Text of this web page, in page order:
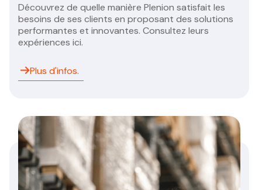
Découvrez de quelle manière Plenion satisfait les
besoins de ses clients en proposant des solutions
performantes et innovantes. Consultez leurs
expériences ici.
Plus d'infos.